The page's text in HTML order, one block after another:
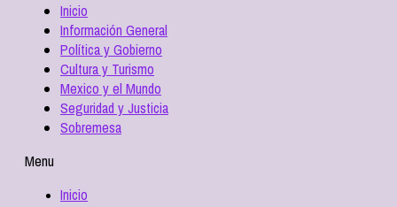
Inicio
Información General
Política y Gobierno
Cultura y Turismo
Mexico y el Mundo
Seguridad y Justicia
Sobremesa
Menu
Inicio